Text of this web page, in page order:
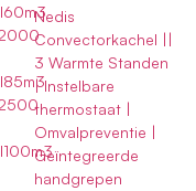
Nedis
Convectorkachel ||
3 Warmte Standen
| Instelbare
thermostaat |
Omvalpreventie |
Geïntegreerde
handgrepen